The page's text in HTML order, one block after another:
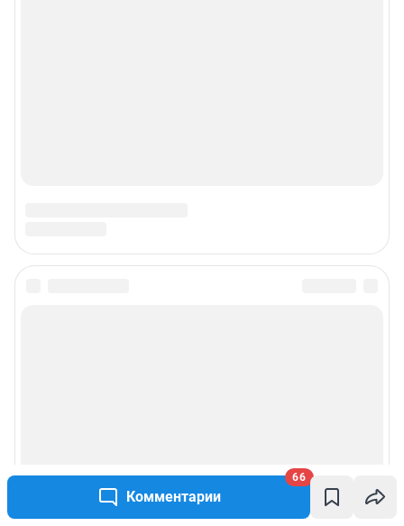
Комментарии
66